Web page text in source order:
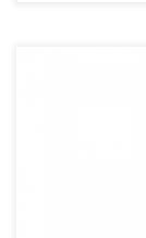
前回の記事でJenkins